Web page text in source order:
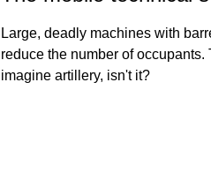
Large, deadly machines with
reduce the number of
imagine artillery, isn't it?